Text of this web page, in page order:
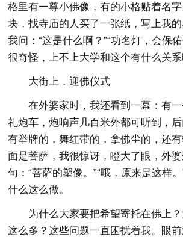
格里有一尊小佛像，有的小格贴着名
块，找寺庙的人买了一张纸，写上我的
我问：“这是什么啊？”“功名灯，会保
很奇怪，上不上大学和这个有什么关系
大街上，迎佛仪式
在外婆家时，我还看到一幕：有
礼炮车，炮响声几百米外都可听到，后
有举牌的，舞红带的，拿佛尘的，还
面是菩萨，我很惊讶，瞪大了眼，外
句：“菩萨的塑像。”“哦，原来是这样
什么这么做。
为什么大家要把希望寄托在佛上
这么多？这些问题一直困扰着我。眼